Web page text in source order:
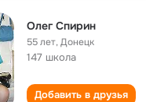
Олег Спирин
55 лет,Донецк
147 школа
Добавить в друзья